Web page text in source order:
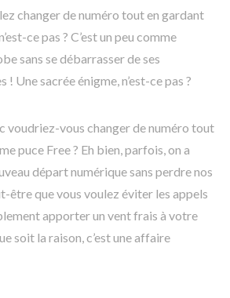
changer de numéro tout en gardant
ce pas ? C’est un peu comme
sans se débarrasser de ses
! Une sacrée énigme, n’est-ce pas ?
voudriez-vous changer de numéro tout
puce Free ? Eh bien, parfois, on a
départ numérique sans perdre nos
être que vous voulez éviter les appels
apporter un vent frais à votre
soit la raison, c’est une affaire